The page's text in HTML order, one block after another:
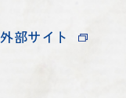
外部サイト